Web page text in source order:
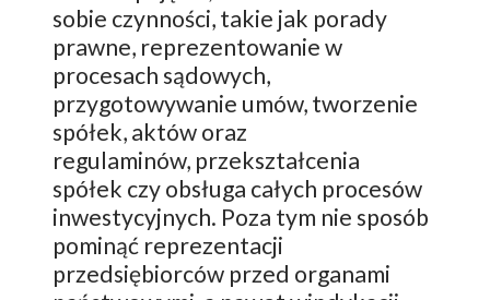
sobie czynności, takie jak porady
prawne, reprezentowanie w
procesach sądowych,
przygotowywanie umów, tworzenie
spółek, aktów oraz
regulaminów, przekształcenia
spółek czy obsługa całych procesów
inwestycyjnych. Poza tym nie sposób
pominąć reprezentacji
przedsiębiorców przed organami